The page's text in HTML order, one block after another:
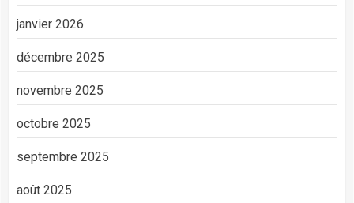
janvier 2026
décembre 2025
novembre 2025
octobre 2025
septembre 2025
août 2025